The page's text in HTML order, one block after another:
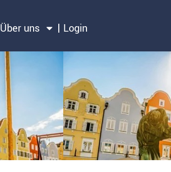
Über uns Login